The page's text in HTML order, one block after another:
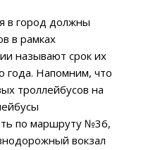
в город должны
в рамках
называют срок их
года. Напомним, что
троллейбусов на
по маршруту №36,
вокзал